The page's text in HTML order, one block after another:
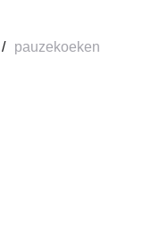
/ pauzekoeken